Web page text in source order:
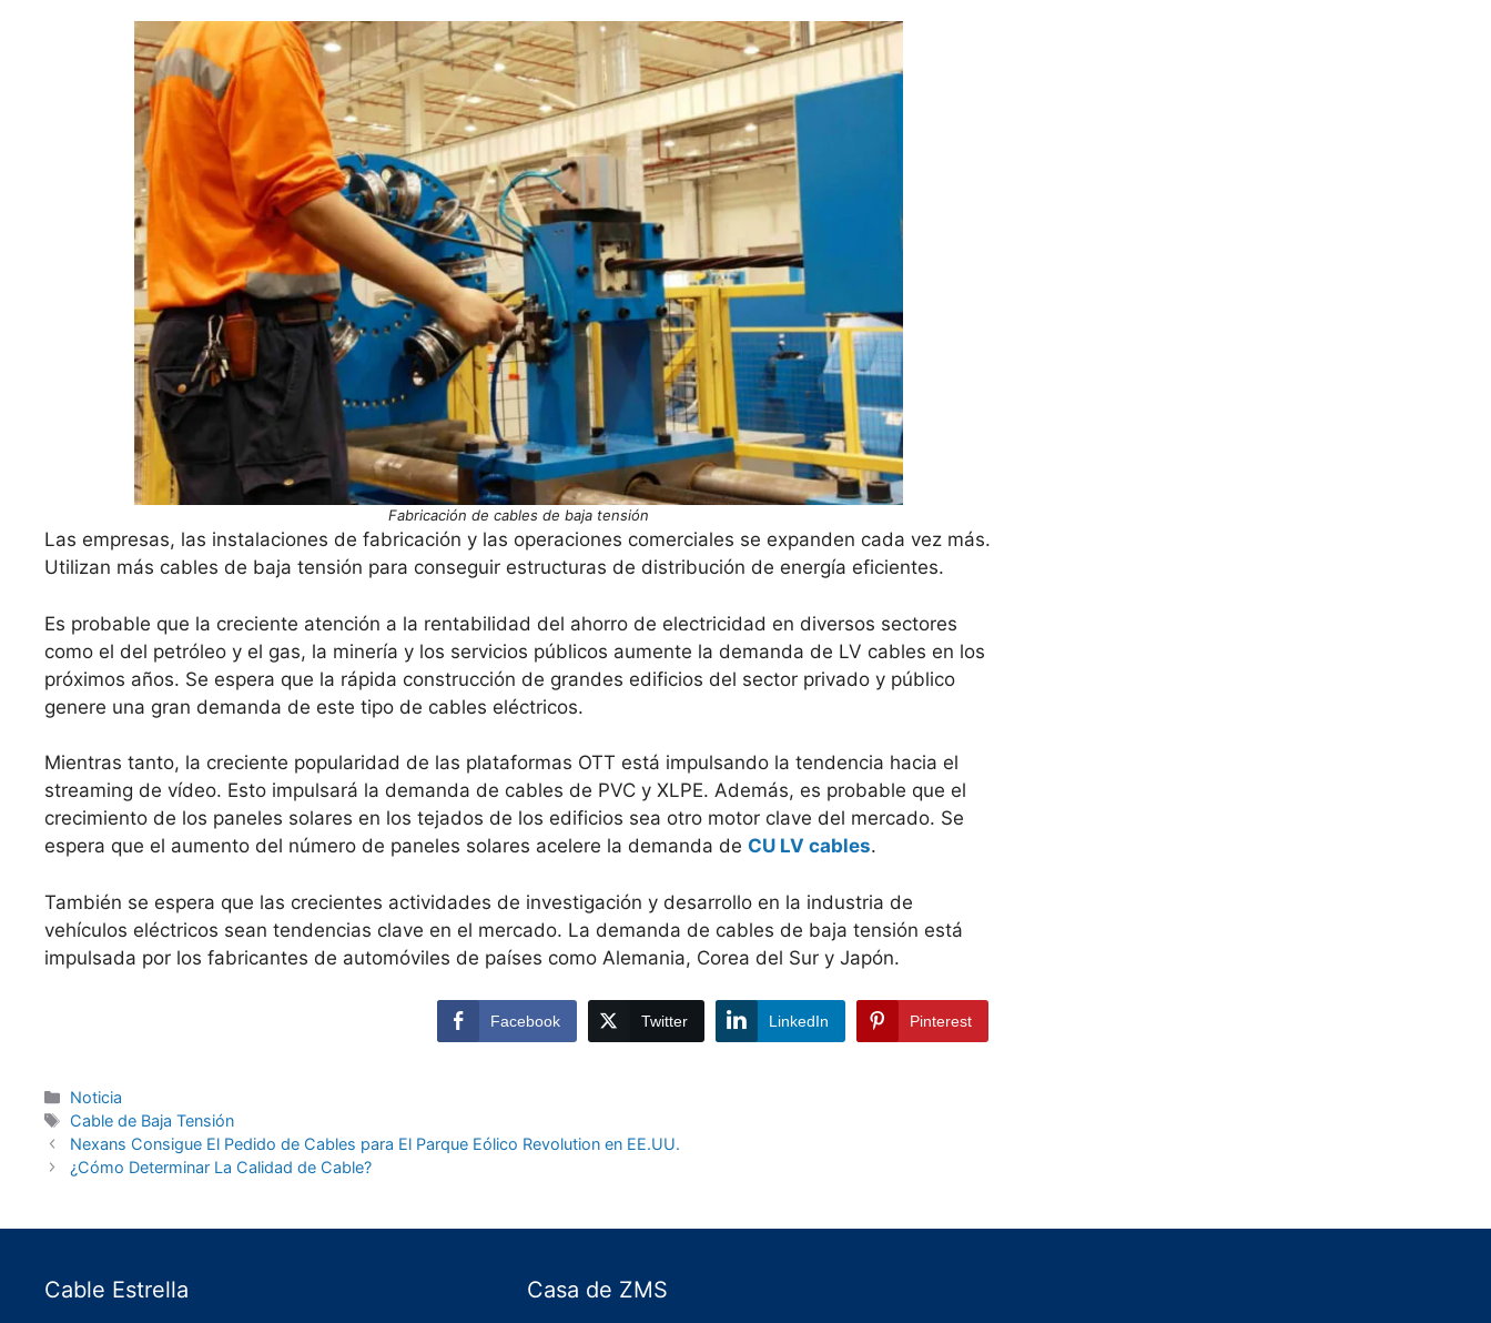
Fabricación de cables de baja tensión
Las empresas, las instalaciones de fabricación y las operaciones comerciales se expanden cada vez más.
Utilizan más cables de baja tensión para conseguir estructuras de distribución de energía eficientes.
Es probable que la creciente atención a la rentabilidad del ahorro de electricidad en diversos sectores
como el del petróleo y el gas, la minería y los servicios públicos aumente la demanda de LV cables en los
próximos años. Se espera que la rápida construcción de grandes edificios del sector privado y público
genere una gran demanda de este tipo de cables eléctricos.
Mientras tanto, la creciente popularidad de las plataformas OTT está impulsando la tendencia hacia el
streaming de vídeo. Esto impulsará la demanda de cables de PVC y XLPE. Además, es probable que el
crecimiento de los paneles solares en los tejados de los edificios sea otro motor clave del mercado. Se
espera que el aumento del número de paneles solares acelere la demanda de CU LV cables.
También se espera que las crecientes actividades de investigación y desarrollo en la industria de
vehículos eléctricos sean tendencias clave en el mercado. La demanda de cables de baja tensión está
impulsada por los fabricantes de automóviles de países como Alemania, Corea del Sur y Japón.
Facebook Twitter LinkedIn Pinterest
Noticia
Cable de Baja Tensión
Nexans Consigue El Pedido de Cables para El Parque Eólico Revolution en EE.UU.
¿Cómo Determinar La Calidad de Cable?
Cable Estrella Casa de ZMS